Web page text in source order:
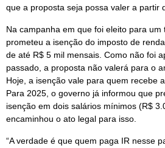
que a proposta seja possa valer a partir
Na campanha em que foi eleito para um
prometeu a isenção do imposto de
de até R$ 5 mil mensais. Como não foi
passado, a proposta não valerá para o
Hoje, a isenção vale para quem recebe
Para 2025, o governo já informou que
isenção em dois salários mínimos (R$
encaminhou o ato legal para isso.
“A verdade é que quem paga IR nesse